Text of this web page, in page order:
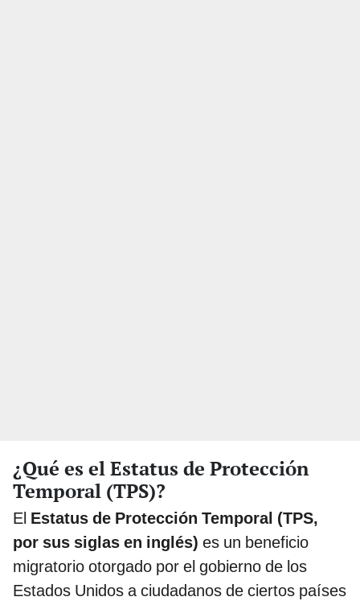
¿Qué es el Estatus de Protección
Temporal (TPS)?
El Estatus de Protección Temporal (TPS,
por sus siglas en inglés) es un beneficio
migratorio otorgado por el gobierno de los
Estados Unidos a ciudadanos de ciertos países